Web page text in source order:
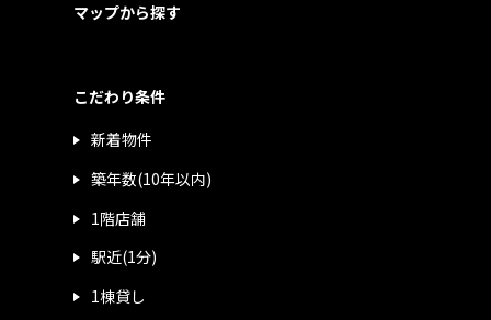
マップから探す
こだわり条件
新着物件
築年数(10年以内)
1階店舗
駅近(1分)
1棟貸し